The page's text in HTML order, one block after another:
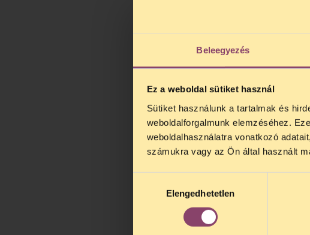
Beleegyezés
Ez a weboldal sütiket használ
Sütiket használunk a tartalmak és
weboldalforgalmunk elemzéséhez.
weboldalhasználatra vonatkozó
számukra vagy az Ön által használt
kiválasztásaElengedhetetlen
TELEFONOS
Kedves érdeklődő,
augusztus 24
kedden, 13 és 15
alatt is elér minket.